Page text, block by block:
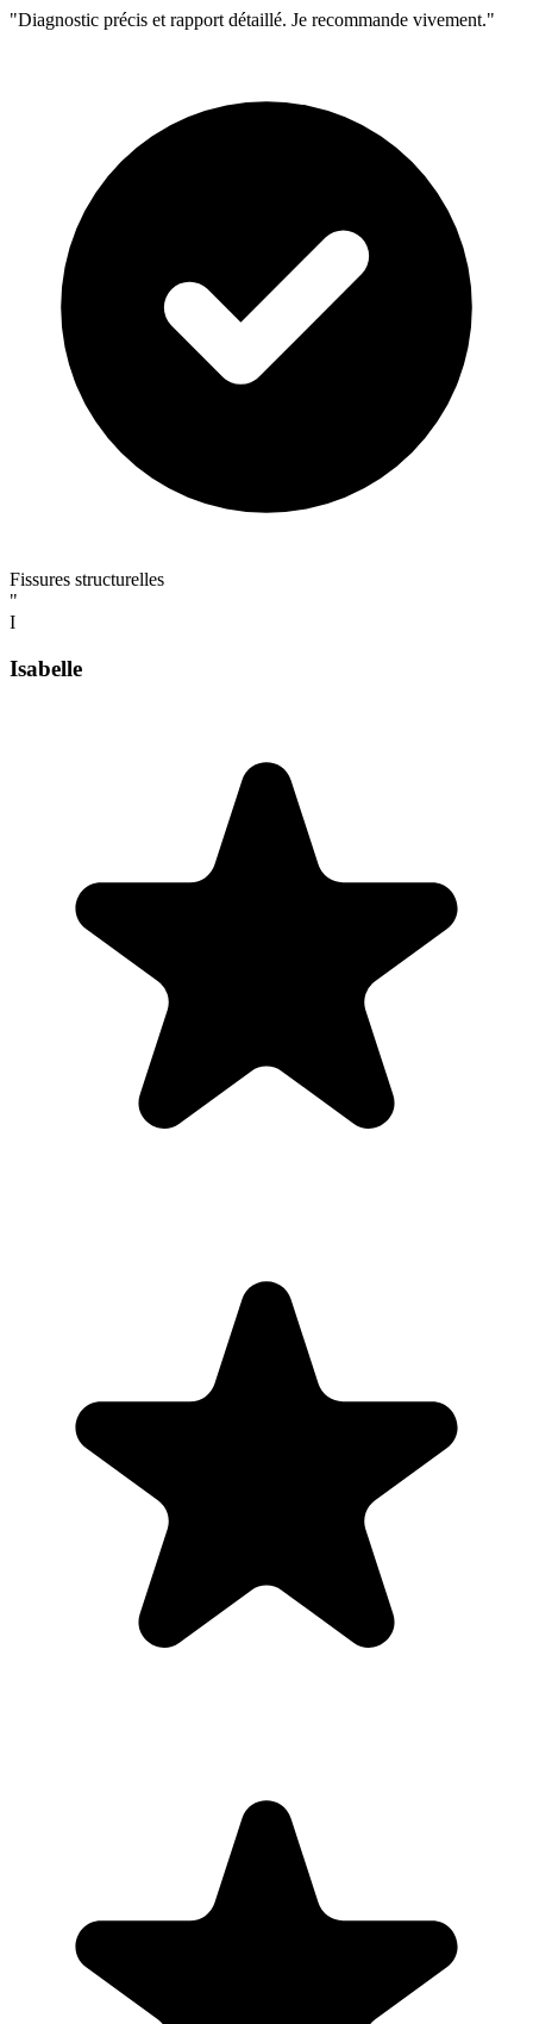
"Diagnostic précis et rapport détaillé. Je recommande vivement."
Fissures structurelles
"
I
Isabelle